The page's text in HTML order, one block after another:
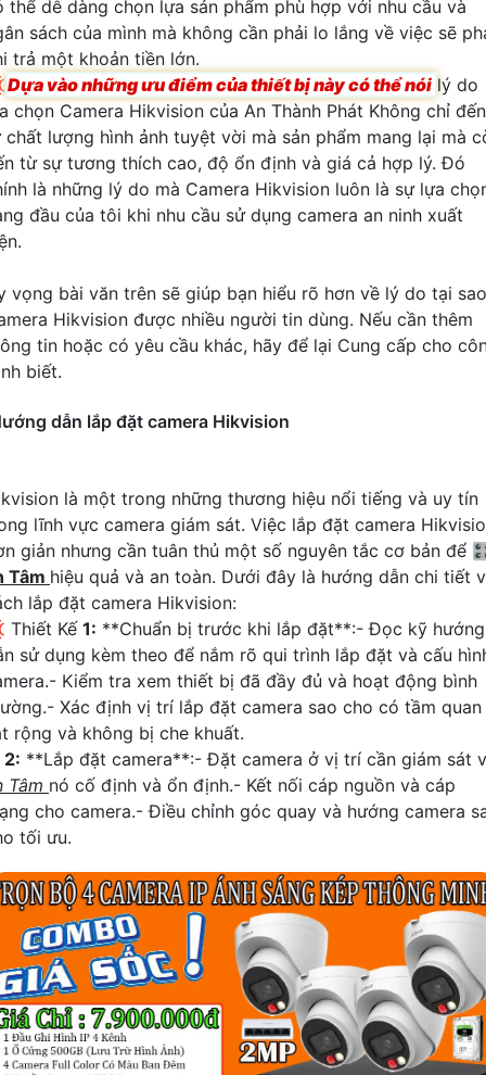
thể dễ dàng chọn lựa sản phẩm phù hợp với nhu cầu và
sách của mình mà không cần phải lo lắng về việc sẽ
trả một khoản tiền lớn.
Dựa vào những ưu điểm của thiết bị này có thể nói lý do
chọn Camera Hikvision của An Thành Phát Không chỉ đến
chất lượng hình ảnh tuyệt vời mà sản phẩm mang lại mà
từ sự tương thích cao, độ ổn định và giá cả hợp lý. Đó
là những lý do mà Camera Hikvision luôn là sự lựa
đầu của tôi khi nhu cầu sử dụng camera an ninh xuất
vọng bài văn trên sẽ giúp bạn hiểu rõ hơn về lý do tại sao
Hikvision được nhiều người tin dùng. Nếu cần thêm
tin hoặc có yêu cầu khác, hãy để lại Cung cấp cho
biết.
dẫn lắp đặt camera Hikvision
là một trong những thương hiệu nổi tiếng và uy tín
lĩnh vực camera giám sát. Việc lắp đặt camera
giản nhưng cần tuân thủ một số nguyên tắc cơ bản để
Tâm hiệu quả và an toàn. Dưới đây là hướng dẫn chi tiết
lắp đặt camera Hikvision:
Thiết Kế 1: **Chuẩn bị trước khi lắp đặt**:- Đọc kỹ hướng
sử dụng kèm theo để nắm rõ qui trình lắp đặt và cấu
Kiểm tra xem thiết bị đã đầy đủ và hoạt động bình
Xác định vị trí lắp đặt camera sao cho có tầm quan
rộng và không bị che khuất.
2: **Lắp đặt camera**:- Đặt camera ở vị trí cần giám sát
Tâm nó cố định và ổn định.- Kết nối cáp nguồn và cáp
cho camera.- Điều chỉnh góc quay và hướng camera
tối ưu.